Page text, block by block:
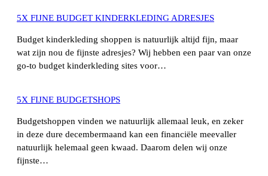
5X FIJNE BUDGET KINDERKLEDING ADRESJES
Budget kinderkleding shoppen is natuurlijk altijd fijn, maar
wat zijn nou de fijnste adresjes? Wij hebben een paar van onze
go-to budget kinderkleding sites voor…
5X FIJNE BUDGETSHOPS
Budgetshoppen vinden we natuurlijk allemaal leuk, en zeker
in deze dure decembermaand kan een financiële meevaller
natuurlijk helemaal geen kwaad. Daarom delen wij onze
fijnste…